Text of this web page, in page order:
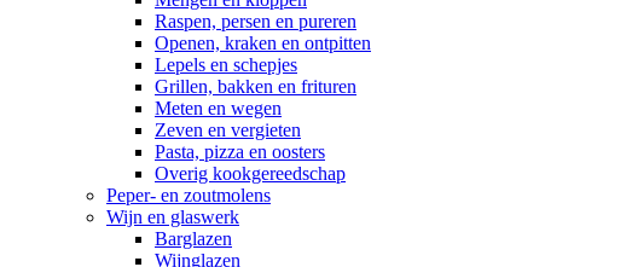
Raspen, persen en pureren
Openen, kraken en ontpitten
Lepels en schepjes
Grillen, bakken en frituren
Meten en wegen
Zeven en vergieten
Pasta, pizza en oosters
Overig kookgereedschap
Peper- en zoutmolens
Wijn en glaswerk
Barglazen
Wijnglazen